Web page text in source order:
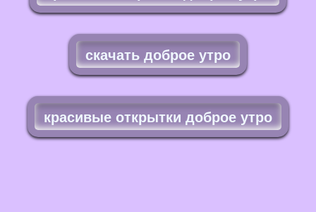
скачать доброе утро
красивые открытки доброе утро